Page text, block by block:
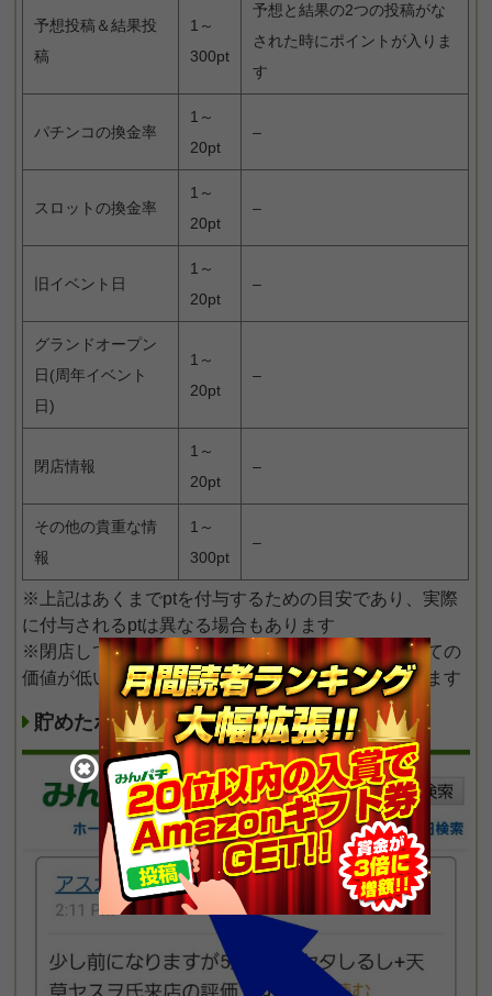
予想投稿＆結果投
稿
1～
300pt
予想と結果の2つの投稿がな
された時にポイントが入りま
す
パチンコの換金率
1～
20pt
–
スロットの換金率
1～
20pt
–
旧イベント日
1～
20pt
–
グランドオープン
日(周年イベント
日)
1～
20pt
–
閉店情報
1～
20pt
–
その他の貴重な情
報
1～
300pt
–
※上記はあくまでptを付与するための目安であり、実際
に付与されるptは異なる場合もあります
※閉店しているホールの情報の場合は情報提供としての
価値が低いのでポイント対象外になる可能性もあります
貯めたポイント（pt）の確認方法